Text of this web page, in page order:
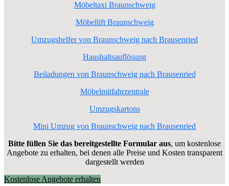
Möbeltaxi Braunschweig
Möbellift Braunschweig
Umzugshelfer von Braunschweig nach Brausenried
Haushaltsauflösung
Beiladungen von Braunschweig nach Brausenried
Möbelmitfahrzentrale
Umzugskartons
Mini Umzug von Braunschweig nach Brausenried
Bitte füllen Sie das bereitgestellte Formular aus, um kostenlose
Angebote zu erhalten, bei denen alle Preise und Kosten transparent
dargestellt werden
Kostenlose Angebote erhalten